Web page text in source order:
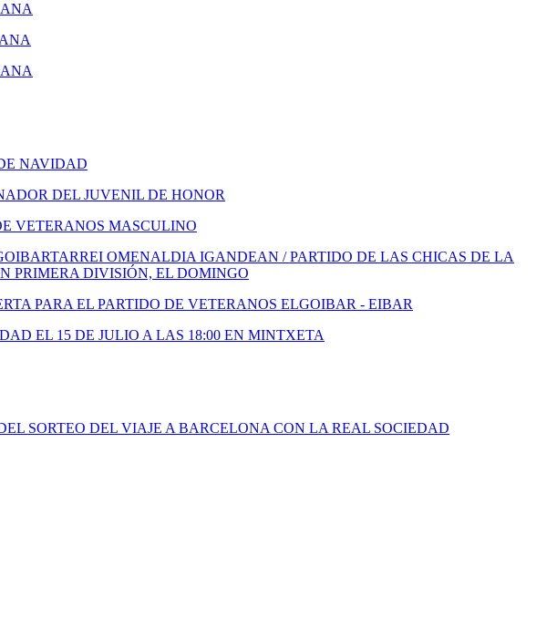
NAVIDAD
DEL JUVENIL DE HONOR
VETERANOS MASCULINO
OMENALDIA IGANDEAN / PARTIDO DE LAS CHICAS DE LA
PRIMERA DIVISIÓN, EL DOMINGO
PARA EL PARTIDO DE VETERANOS ELGOIBAR - EIBAR
EL 15 DE JULIO A LAS 18:00 EN MINTXETA
SORTEO DEL VIAJE A BARCELONA CON LA REAL SOCIEDAD